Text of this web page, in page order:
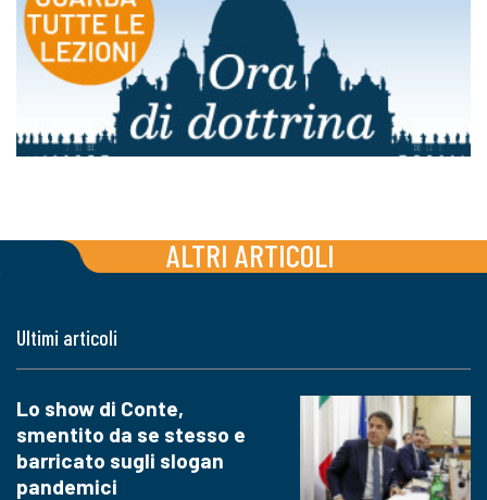
ALTRI ARTICOLI
Ultimi articoli
Lo show di Conte,
smentito da se stesso e
barricato sugli slogan
pandemici